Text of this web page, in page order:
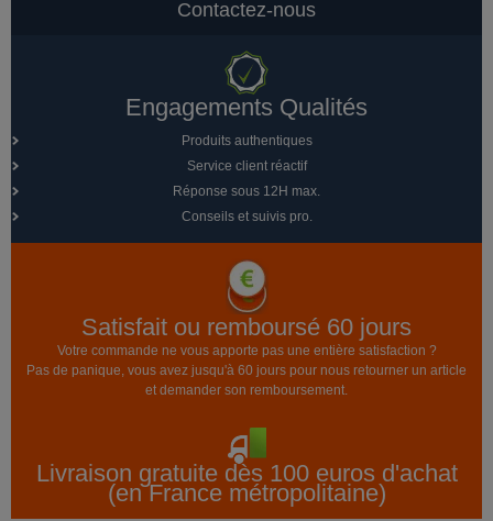
Contactez-nous
Engagements Qualités
Produits authentiques
Service client réactif
Réponse sous 12H max.
Conseils et suivis pro.
Satisfait ou remboursé 60 jours
Votre commande ne vous apporte pas une entière satisfaction ?
Pas de panique, vous avez jusqu'à 60 jours pour nous retourner un article
et demander son remboursement.
Livraison gratuite dès 100 euros d'achat
(en France métropolitaine)